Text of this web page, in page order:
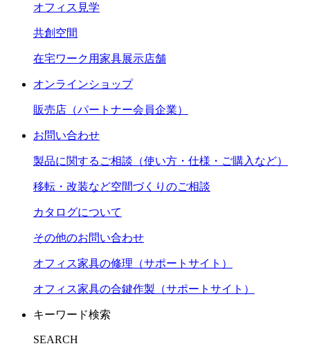
オフィス見学
共創空間
在宅ワーク用家具展示店舗
オンラインショップ
販売店（パートナー会員企業）
お問い合わせ
製品に関するご相談（使い方・仕様・ご購入など）
移転・改装など空間づくりのご相談
カタログについて
その他のお問い合わせ
オフィス家具の修理（サポートサイト）
オフィス家具の合鍵作製（サポートサイト）
キーワード検索
SEARCH